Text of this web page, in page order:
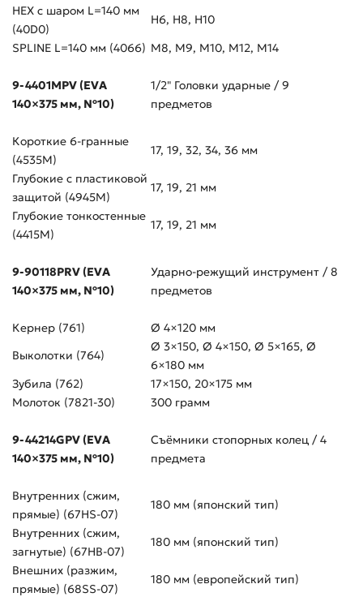
HEX с шаром L=140 мм
(40D0)
H6, H8, H10
SPLINE L=140 мм (4066) M8, M9, M10, M12, M14
9-4401MPV (EVA
140×375 мм, №10)
1/2" Головки ударные / 9
предметов
Короткие 6-гранные
(4535M)
17, 19, 32, 34, 36 мм
Глубокие с пластиковой
защитой (4945M)
17, 19, 21 мм
Глубокие тонкостенные
(4415M)
17, 19, 21 мм
9-90118PRV (EVA
140×375 мм, №10)
Ударно-режущий инструмент / 8
предметов
Кернер (761)
Ø 4×120 мм
Выколотки (764)
Ø 3×150, Ø 4×150, Ø 5×165, Ø
6×180 мм
Зубила (762)
17×150, 20×175 мм
Молоток (7821-30)
300 грамм
9-44214GPV (EVA
140×375 мм, №10)
Съёмники стопорных колец / 4
предмета
Внутренних (сжим,
прямые) (67HS-07)
180 мм (японский тип)
Внутренних (сжим,
загнутые) (67HB-07)
180 мм (японский тип)
Внешних (разжим,
прямые) (68SS-07)
180 мм (европейский тип)